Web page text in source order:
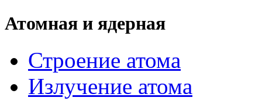
Атомная и ядерная
Строение атома
Излучение атома